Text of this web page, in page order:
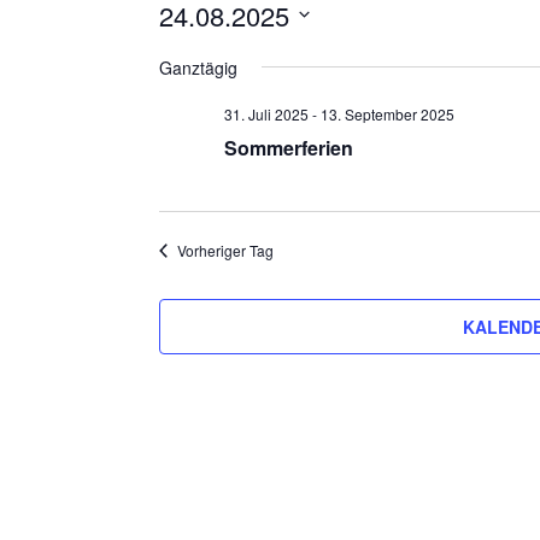
24.08.2025
Ganztägig
31. Juli 2025 - 13. September 2025
Sommerferien
Vorheriger Tag